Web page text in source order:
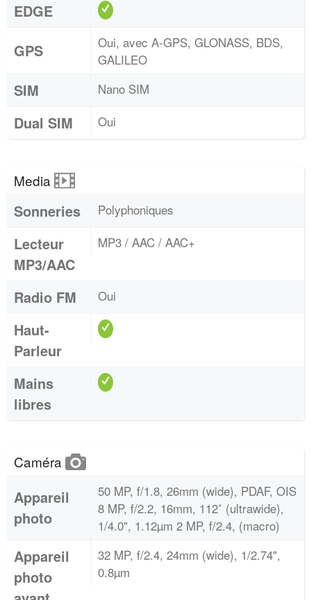
EDGE
GPS
Oui, avec A-GPS, GLONASS, BDS,
GALILEO
SIM Nano SIM
Dual SIM Oui
Media
Sonneries Polyphoniques
Lecteur
MP3/AAC
MP3 / AAC / AAC+
Radio FM Oui
Haut-
Parleur
Mains
libres
Caméra
Appareil
photo
50 MP, f/1.8, 26mm (wide), PDAF, OIS
8 MP, f/2.2, 16mm, 112˚ (ultrawide),
1/4.0", 1.12µm 2 MP, f/2.4, (macro)
Appareil
photo
32 MP, f/2.4, 24mm (wide), 1/2.74",
0.8µm